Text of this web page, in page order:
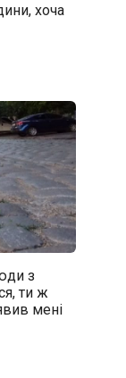
хоча
з
ти ж
мені